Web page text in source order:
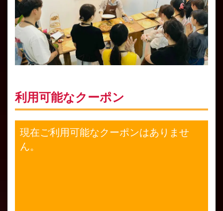
利用可能なクーポン
現在ご利用可能なクーポンはありませ
ん。